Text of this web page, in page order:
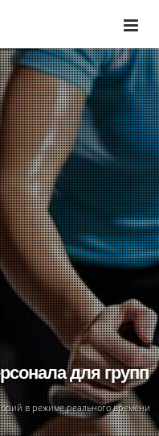
для групп
в режиме реального времени